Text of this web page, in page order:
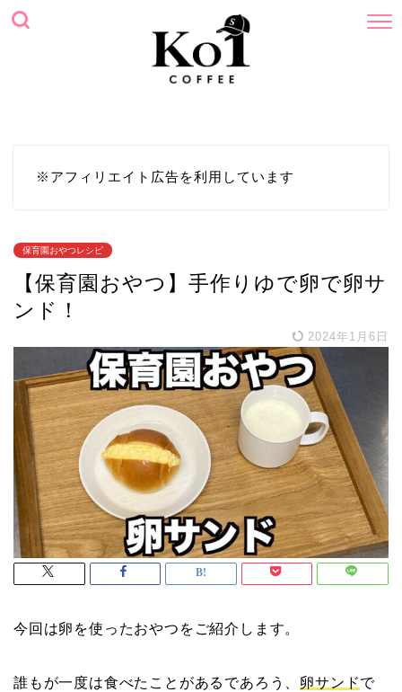
※アフィリエイト広告を利用しています
保育園おやつレシピ
【保育園おやつ】手作りゆで卵で卵サ
ンド！
2024年1月6日
今回は卵を使ったおやつをご紹介します。
誰もが一度は食べたことがあるであろう、 卵サンドで